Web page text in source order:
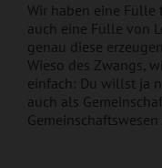
Wir haben eine Fülle
auch eine Fülle von
genau diese
Wieso des Zwangs,
einfach: Du willst ja
auch als